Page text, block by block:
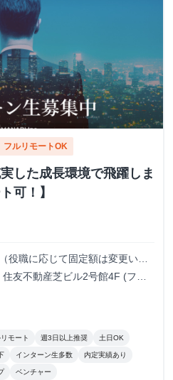
フルリモートOK
した成長環境で飛躍しま
可！】
役職に応じて固定額は変更いた
友不動産芝ビル2号館4F (フル
モート 週3日以上推奨 土日OK
インターン生多数 内定実績あり
ベンチャー